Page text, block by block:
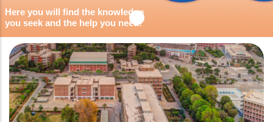
Here you will find the knowledge
you seek and the help you need.